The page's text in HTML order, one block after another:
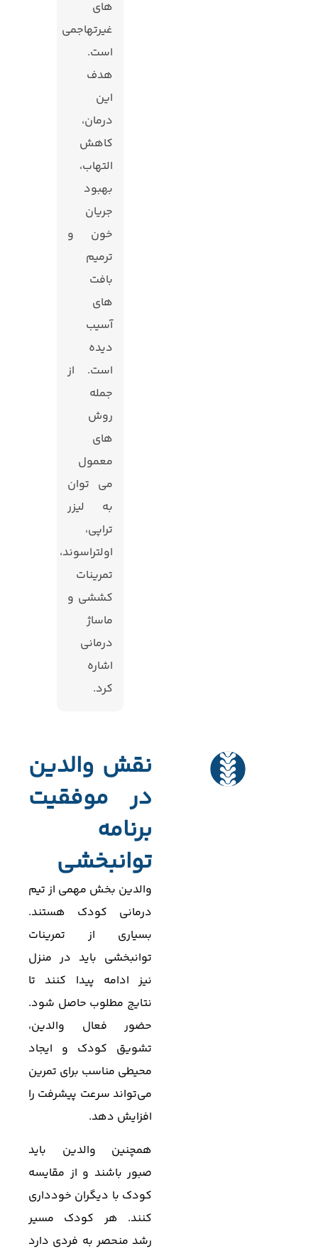
های
غیرتهاجمی
است.
هدف
این
درمان،
کاهش
التهاب،
بهبود
جریان
خون و
ترمیم
بافت‌
های
آسیب
‌دیده
است. از
جمله
روش‌
های
معمول
می ‌توان
به لیزر
تراپی،
اولتراسوند،
تمرینات
کششی و
ماساژ
درمانی
اشاره
کرد.
نقش والدین
در موفقیت
برنامه
توانبخشی
والدین بخش مهمی از تیم
درمانی کودک هستند.
بسیاری از تمرینات
توانبخشی باید در منزل
نیز ادامه پیدا کنند تا
نتایج مطلوب حاصل شود.
حضور فعال والدین،
تشویق کودک و ایجاد
محیطی مناسب برای تمرین
می‌تواند سرعت پیشرفت را
افزایش دهد.
همچنین والدین باید
صبور باشند و از مقایسه
کودک با دیگران خودداری
کنند. هر کودک مسیر
رشد منحصر به فردی دارد